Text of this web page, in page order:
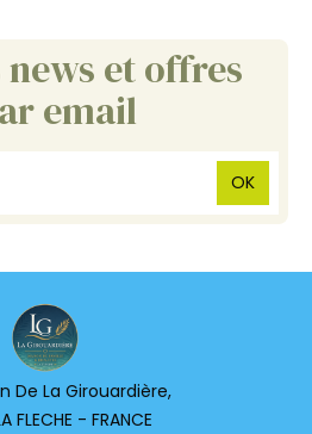
news et offres
email
OK
De La Girouardière,
FLECHE - FRANCE